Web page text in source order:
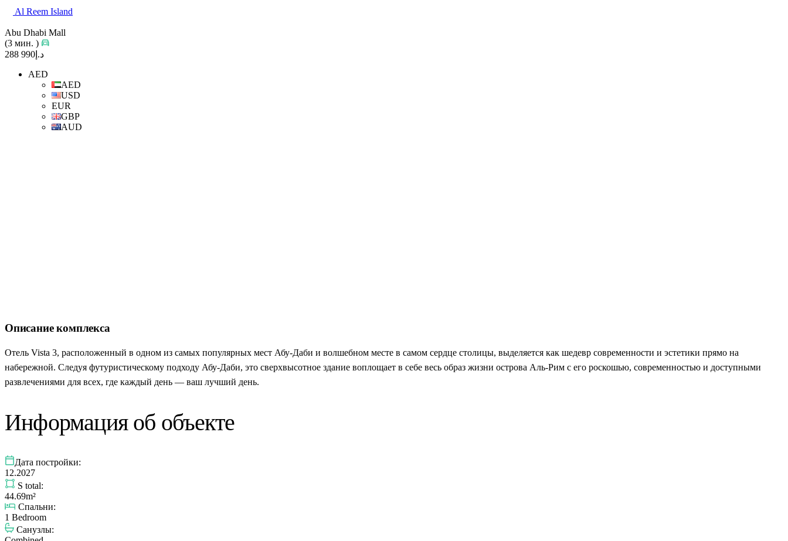
Al Reem Island
Abu Dhabi Mall
(3 мин. )
د.إ990 288
AED
AED
USD
EUR
GBP
AUD
Описание комплекса
Отель Vista 3, расположенный в одном из самых популярных мест Абу-Даби и волшебном месте в самом сердце столицы, выделяется как шедевр современности и эстетики прямо на
набережной. Следуя футуристическому подходу Абу-Даби, это сверхвысотное здание воплощает в себе весь образ жизни острова Аль-Рим с его роскошью, современностью и доступными
развлечениями для всех, где каждый день — ваш лучший день.
Информация об объекте
Дата постройки:
12.2027
S total:
44.69m²
Спальни:
1 Bedroom
Санузлы: